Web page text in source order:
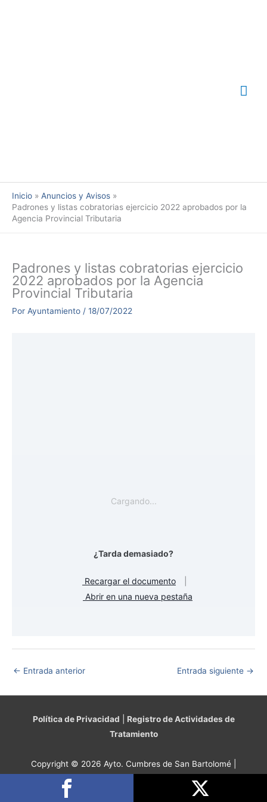
Inicio
Anuncios y Avisos
Padrones y listas cobratorias ejercicio 2022 aprobados por la
Agencia Provincial Tributaria
Padrones y listas cobratorias ejercicio
2022 aprobados por la Agencia
Provincial Tributaria
Por Ayuntamiento / 18/07/2022
Cargando...
¿Tarda demasiado?
Recargar el documento
Abrir en una nueva pestaña
← Entrada anterior Entrada siguiente →
Política de Privacidad
Registro de Actividades de
Tratamiento
Copyright © 2026 Ayto. Cumbres de San Bartolomé |
Desarrollado por
RSL Programación y Diseño Web